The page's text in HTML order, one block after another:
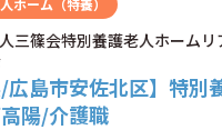
ホーム（特養）
三篠会特別養護老人ホーム
/広島市安佐北区】特別
陽/介護職